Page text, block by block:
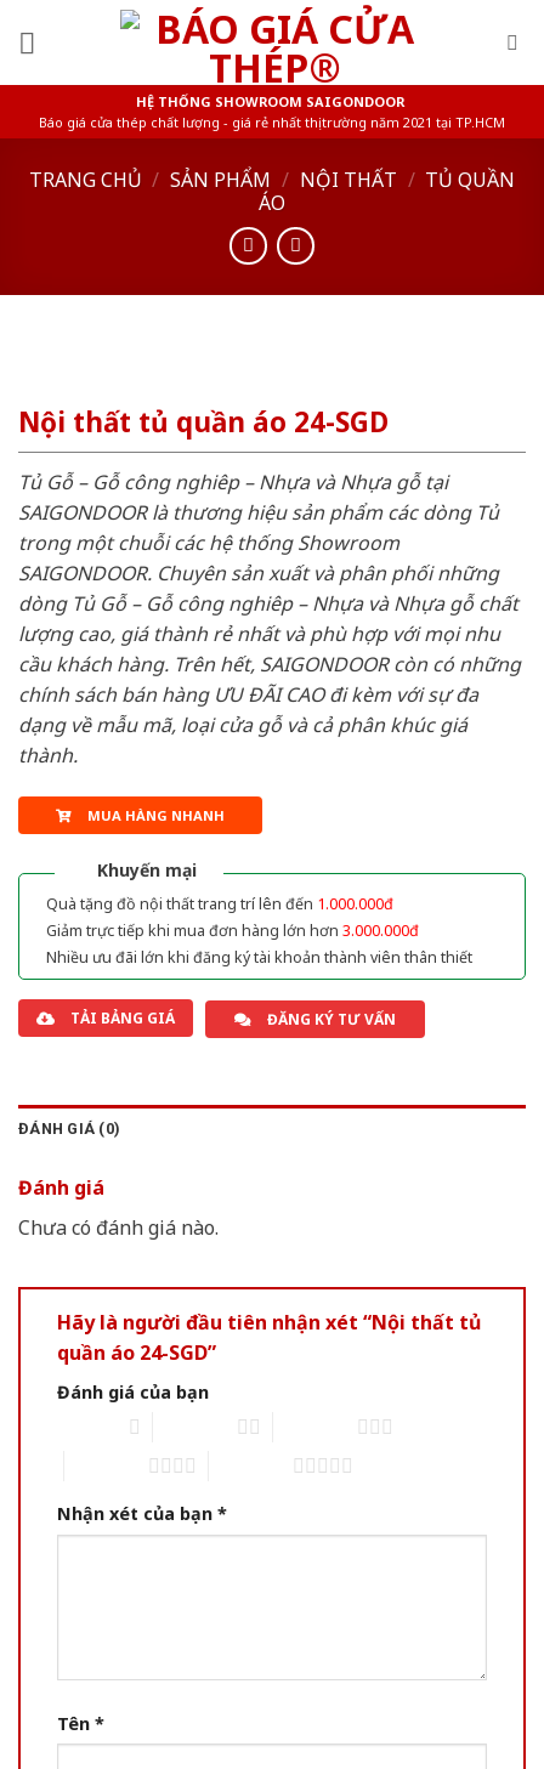
HỆ THỐNG SHOWROOM SAIGONDOOR
Báo giá cửa thép chất lượng - giá rẻ nhất thị trường năm 2021 tại TP.HCM
TRANG CHỦ / SẢN PHẨM / NỘI THẤT / TỦ QUẦN
ÁO
Nội thất tủ quần áo 24-SGD
Tủ Gỗ – Gỗ công nghiêp – Nhựa và Nhựa gỗ tại
SAIGONDOOR là thương hiệu sản phẩm các dòng Tủ
trong một chuỗi các hệ thống Showroom
SAIGONDOOR. Chuyên sản xuất và phân phối những
dòng Tủ Gỗ – Gỗ công nghiêp – Nhựa và Nhựa gỗ chất
lượng cao, giá thành rẻ nhất và phù hợp với mọi nhu
cầu khách hàng. Trên hết, SAIGONDOOR còn có những
chính sách bán hàng ƯU ĐÃI CAO đi kèm với sự đa
dạng về mẫu mã, loại cửa gỗ và cả phân khúc giá
thành.
MUA HÀNG NHANH
Khuyến mại
Quà tặng đồ nội thất trang trí lên đến 1.000.000đ
Giảm trực tiếp khi mua đơn hàng lớn hơn 3.000.000đ
Nhiều ưu đãi lớn khi đăng ký tài khoản thành viên thân thiết
TẢI BẢNG GIÁ ĐĂNG KÝ TƯ VẤN
ĐÁNH GIÁ (0)
Đánh giá
Chưa có đánh giá nào.
Hãy là người đầu tiên nhận xét “Nội thất tủ
quần áo 24-SGD”
Đánh giá của bạn
Nhận xét của bạn *
Tên *